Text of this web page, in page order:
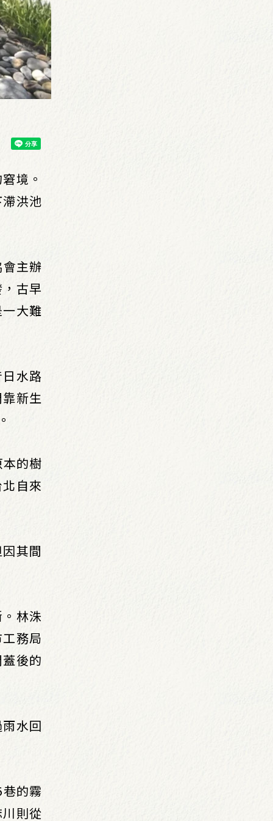
境。
洪池
主辦
古早
大難
水路
新生
的樹
自來
其間
林洙
務局
後的
水回
的霧
則從